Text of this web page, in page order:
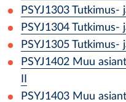
PSYJ1303 Tutkimus-
PSYJ1304 Tutkimus-
PSYJ1305 Tutkimus-
PSYJ1402 Muu
PSYJ1403 Muu